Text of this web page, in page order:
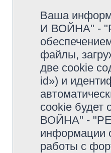
Ваша
И ВОЙНА" -
файлы,
две cookie
id») и
cookie будет
ВОЙНА" -
информации
работы с